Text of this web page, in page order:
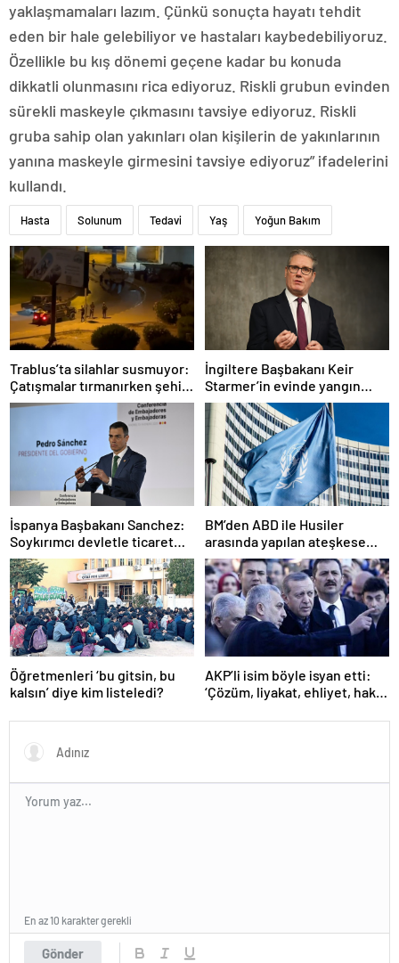
yaklaşmamaları lazım. Çünkü sonuçta hayatı tehdit
eden bir hale gelebiliyor ve hastaları kaybedebiliyoruz.
Özellikle bu kış dönemi geçene kadar bu konuda
dikkatli olunmasını rica ediyoruz. Riskli grubun evinden
sürekli maskeyle çıkmasını tavsiye ediyoruz. Riskli
gruba sahip olan yakınları olan kişilerin de yakınlarının
yanına maskeyle girmesini tavsiye ediyoruz” ifadelerini
kullandı.
Hasta Solunum Tedavi Yaş Yoğun Bakım
Trablus’ta silahlar susmuyor:
Çatışmalar tırmanırken şehir
alarmda
İngiltere Başbakanı Keir
Starmer’in evinde yangın
çıktı
İspanya Başbakanı Sanchez:
Soykırımcı devletle ticaret
yapmayız
BM’den ABD ile Husiler
arasında yapılan ateşkese
ilişkin değerlendirme
Öğretmenleri ‘bu gitsin, bu
kalsın’ diye kim listeledi?
AKP’li isim böyle isyan etti:
‘Çözüm, liyakat, ehliyet, hak,
Gönder
En az 10 karakter gerekli